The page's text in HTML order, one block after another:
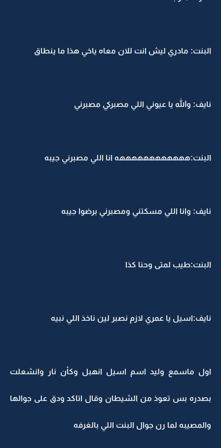
البنت: مادري ليش انت للان معاه ياخي هذا ما ينطاق
نايف: والله يا عيوني اللي مصبركي مصبرني
البنت:ههههههههههههه انا اللي مصبرني جيبه
نايف: وانا اللي مسكتني ومصبرني برضوا جيبه
البنت:طيب لمتى وحنا كذا
نايف:اسيل يا عمري لازم نصبر لين ناخذ اللي نبيه
اول ماسمع وليد اسم اسيل انهبل وكأن نار وانشعلت
بصدره بس تعوذ من الشيطان وقال اتاكد ودق على جوالها
والمصيبه لما رن جوال البنت اللي بالغرفه